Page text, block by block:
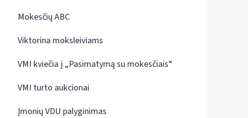
Mokesčių ABC
Viktorina moksleiviams
VMI kviečia į „Pasimatymą su mokesčiais“
VMI turto aukcionai
Įmonių VDU palyginimas